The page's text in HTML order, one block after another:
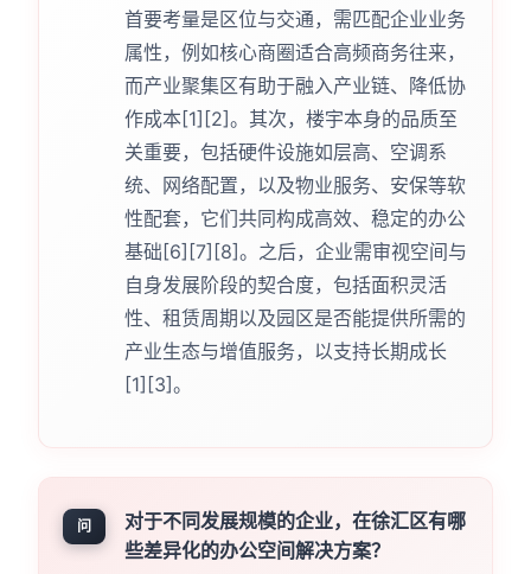
首要考量是区位与交通，需匹配企业业务
属性，例如核心商圈适合高频商务往来，
而产业聚集区有助于融入产业链、降低协
作成本[1][2]。其次，楼宇本身的品质至
关重要，包括硬件设施如层高、空调系
统、网络配置，以及物业服务、安保等软
性配套，它们共同构成高效、稳定的办公
基础[6][7][8]。之后，企业需审视空间与
自身发展阶段的契合度，包括面积灵活
性、租赁周期以及园区是否能提供所需的
产业生态与增值服务，以支持长期成长
[1][3]。
问
对于不同发展规模的企业，在徐汇区有哪
些差异化的办公空间解决方案？